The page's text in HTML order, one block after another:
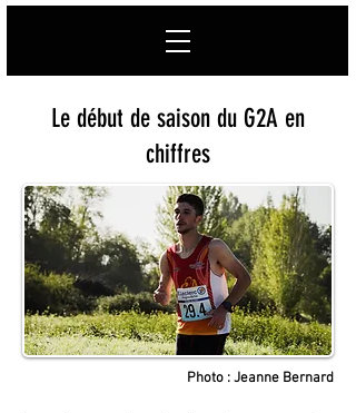
Le début de saison du G2A en
chiffres
Photo : Jeanne Bernard